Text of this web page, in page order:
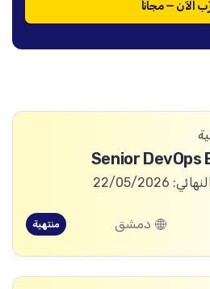
الآن — مجاناً
Senior DevOps
22/05/2026
دمشق منتهية